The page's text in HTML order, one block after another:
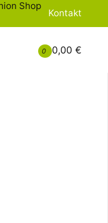
Kontakt
Shop
0 0,00 €